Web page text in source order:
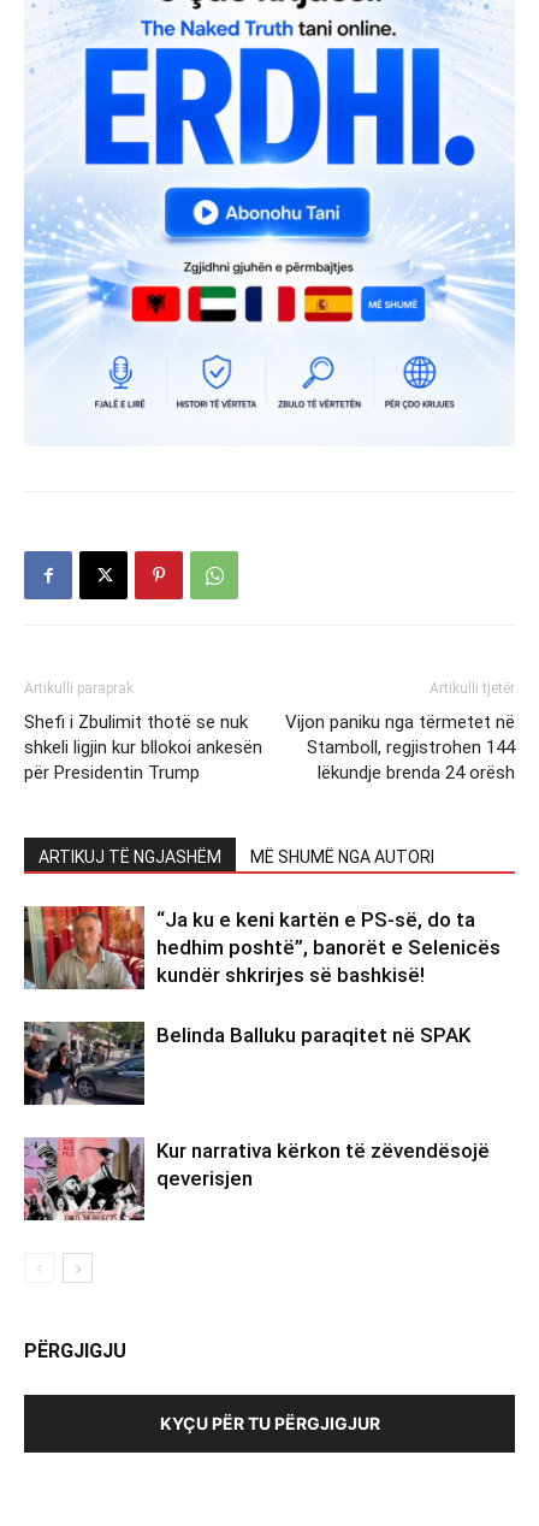
Artikulli paraprak
Shefi i Zbulimit thotë se nuk
shkeli ligjin kur bllokoi ankesën
për Presidentin Trump
Artikulli tjetër
Vijon paniku nga tërmetet në
Stamboll, regjistrohen 144
lëkundje brenda 24 orësh
ARTIKUJ TË NGJASHËM MË SHUMË NGA AUTORI
“Ja ku e keni kartën e PS-së, do ta
hedhim poshtë”, banorët e Selenicës
kundër shkrirjes së bashkisë!
Belinda Balluku paraqitet në SPAK
Kur narrativa kërkon të zëvendësojë
qeverisjen
PËRGJIGJU
KYÇU PËR TU PËRGJIGJUR